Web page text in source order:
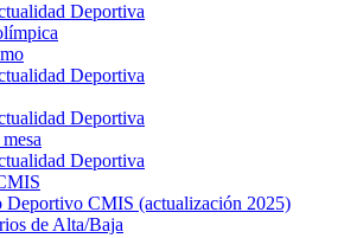
Deportiva
Deportiva
Deportiva
Deportiva
Deportivo CMIS (actualización 2025)
de Alta/Baja